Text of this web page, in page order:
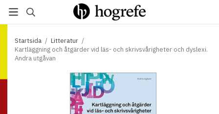
Startsida / Litteratur /
Kartläggning och åtgärder vid läs- och skrivsvårigheter och dyslexi.
Andra utgåvan